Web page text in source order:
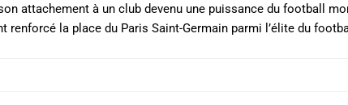
attachement à un club devenu une puissance du football
la place du Paris Saint-Germain parmi l’élite du